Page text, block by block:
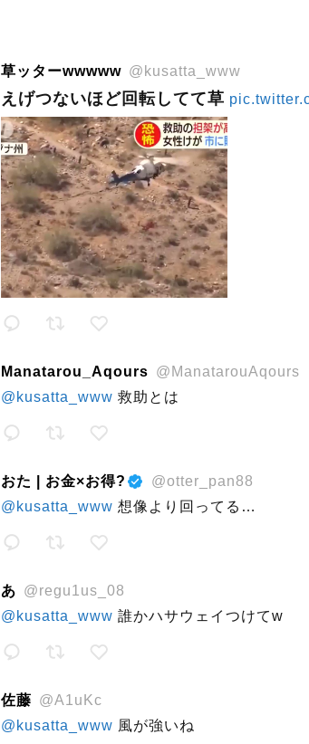
草ッターwwwww @kusatta_www
えげつないほど回転してて草
Manatarou_Aqours @ManatarouAqours
@kusatta_www 救助とは
おた | お金×お得?
@otter_pan88
@kusatta_www 想像より回ってる…
あ @regu1us_08
@kusatta_www 誰かハサウェイつけてw
佐藤 @A1uKc
@kusatta_www 風が強いね